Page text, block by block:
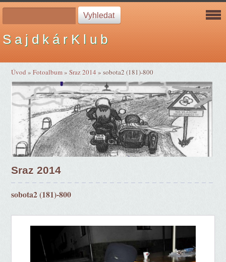
S a j d k á r K l u b
Úvod »Fotoalbum»Sraz 2014»sobota2 (181)-800
Sraz 2014
sobota2 (181)-800